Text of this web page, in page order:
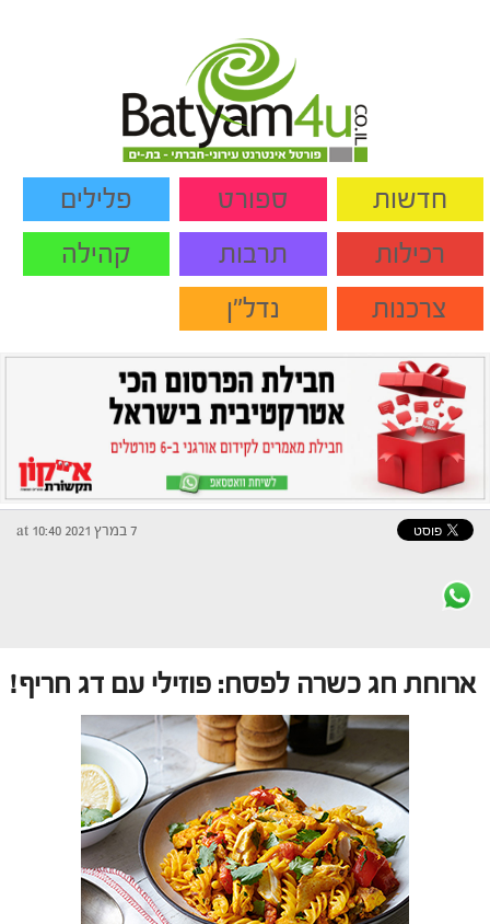
חדשות ספורט
פלילים
רכילות
תרבות
קהילה
צרכנות
נדל"ן
7 במרץ 2021 at 10:40
ארוחת חג כשרה לפסח: פוזילי עם דג חריף!